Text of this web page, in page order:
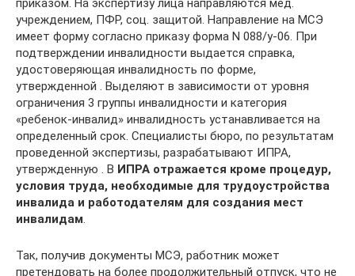
приказом. На экспертизу лица направляются мед.
учреждением, ПФР, соц. защитой. Направление на МСЭ
имеет форму согласно приказу форма N 088/у-06. При
подтверждении инвалидности выдается справка,
удостоверяющая инвалидность по форме,
утвержденной . Выделяют в зависимости от уровня
ограничения 3 группы инвалидности и категория
«ребенок-инвалид» инвалидность устанавливается на
определенный срок. Специалисты бюро, по результатам
проведенной экспертизы, разрабатывают ИПРА,
утвержденную . В ИПРА отражается кроме процедур,
условия труда, необходимые для трудоустройства
инвалида и работодателям для создания мест
инвалидам.
Так, получив документы МСЭ, работник может
претендовать на более продолжительный отпуск, что не